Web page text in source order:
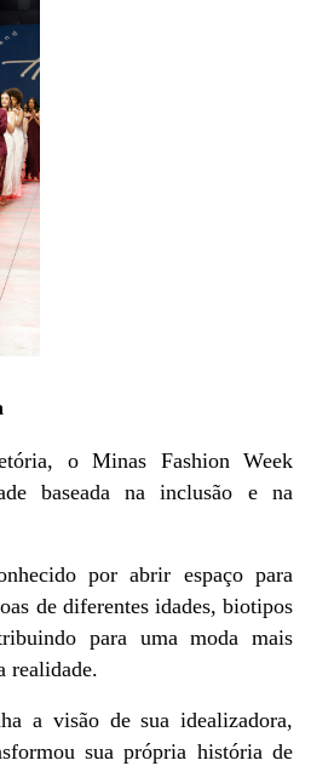
o Minas Fashion Week
baseada na inclusão e na
por abrir espaço para
de diferentes idades, biotipos
para uma moda mais
realidade.
a visão de sua idealizadora,
sua própria história de